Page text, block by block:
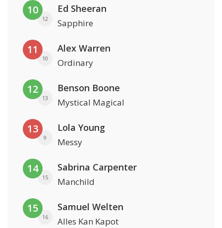
10
12
Ed Sheeran
Sapphire
11
10
Alex Warren
Ordinary
12
13
Benson Boone
Mystical Magical
13
9
Lola Young
Messy
14
15
Sabrina Carpenter
Manchild
15
16
Samuel Welten
Alles Kan Kapot